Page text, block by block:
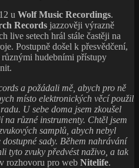
u Wolf Music Recordings.
Records jazzověji výrazně
live setech hrál stále častěji na
Postupně došel k přesvědčení,
různými hudebními přístupy
a požádali mě, abych pro ně
místo elektronických věcí použil
U sebe doma jsem zkoušel
různé instrumenty. Chtěl jsem
samplů, abych nebyl
sady. Během nahrávání
tyto zvuky předvést naživo, a tak
rozhovoru pro web Nitelife.